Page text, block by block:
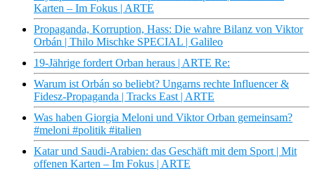
Karten – Im Fokus | ARTE
Propaganda, Korruption, Hass: Die wahre Bilanz von Viktor
Orbán | Thilo Mischke SPECIAL | Galileo
19-Jährige fordert Orban heraus | ARTE Re:
Warum ist Orbán so beliebt? Ungarns rechte Influencer &
Fidesz-Propaganda | Tracks East | ARTE
Was haben Giorgia Meloni und Viktor Orban gemeinsam?
#meloni #politik #italien
Katar und Saudi-Arabien: das Geschäft mit dem Sport | Mit
offenen Karten – Im Fokus | ARTE